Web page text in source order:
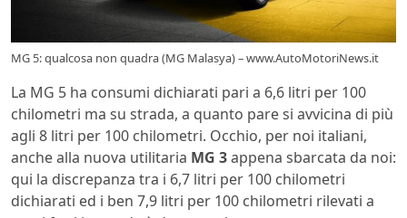
MG 5: qualcosa non quadra (MG Malasya) – www.AutoMotoriNews.it
La MG 5 ha consumi dichiarati pari a 6,6 litri per 100
chilometri ma su strada, a quanto pare si avvicina di più
agli 8 litri per 100 chilometri. Occhio, per noi italiani,
anche alla nuova utilitaria MG 3appena sbarcata da noi:
qui la discrepanza tra i 6,7 litri per 100 chilometri
dichiarati ed i ben 7,9 litri per 100 chilometri rilevati a